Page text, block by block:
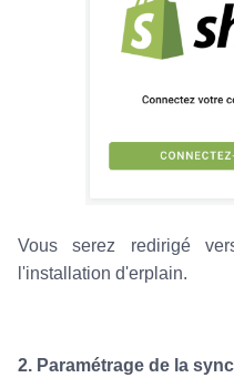
Vous serez redirigé
l'installation d'erplain.
2. Paramétrage de la